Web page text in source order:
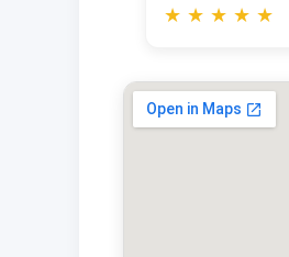
★ ★ ★ ★ ★